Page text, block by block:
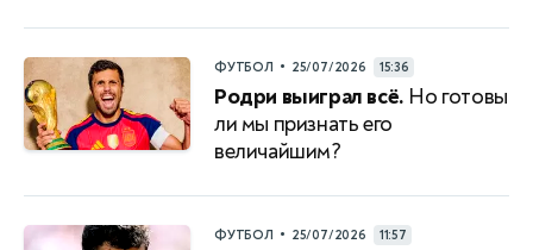
ФУТБОЛ • 25/07/2026 15:36
Родри выиграл всё. Но готовы
ли мы признать его
величайшим?
ФУТБОЛ • 25/07/2026 11:57